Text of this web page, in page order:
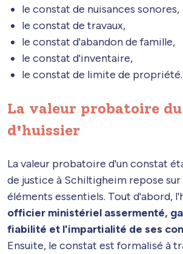
le constat de nuisances sonores,
le constat de travaux,
le constat d'abandon de famille,
le constat d'inventaire,
le constat de limite de propriété.
La valeur probatoire
d'huissier
La valeur probatoire d'un constat
de justice à Schiltigheim repose sur
éléments essentiels. Tout d'abord,
officier ministériel assermenté,
fiabilité et l'impartialité de ses
Ensuite, le constat est formalisé à